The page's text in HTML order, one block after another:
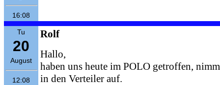
16:08
Tu
20
August
12:08
Rolf
Hallo,
haben uns heute im POLO getroffen,
in den Verteiler auf.